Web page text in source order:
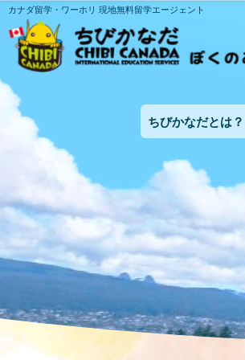
カナダ留学・ワーホリ 現地無料留学エージェント
ちびかなだとは？